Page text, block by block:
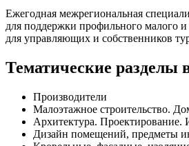
Ежегодная межрегиональная
для поддержки профильного малого и
для управляющих и собственников
Тематические разделы
Производители
Малоэтажное строительство.
Архитектура. Проектирование.
Дизайн помещений, предметы